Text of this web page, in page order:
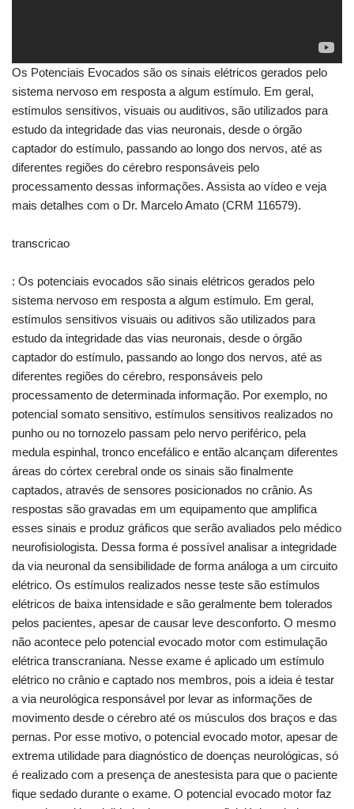
Os Potenciais Evocados são os sinais elétricos gerados pelo
sistema nervoso em resposta a algum estímulo. Em geral,
estímulos sensitivos, visuais ou auditivos, são utilizados para
estudo da integridade das vias neuronais, desde o órgão
captador do estímulo, passando ao longo dos nervos, até as
diferentes regiões do cérebro responsáveis pelo
processamento dessas informações. Assista ao vídeo e veja
mais detalhes com o Dr. Marcelo Amato (CRM 116579).
transcricao
: Os potenciais evocados são sinais elétricos gerados pelo
sistema nervoso em resposta a algum estímulo. Em geral,
estímulos sensitivos visuais ou aditivos são utilizados para
estudo da integridade das vias neuronais, desde o órgão
captador do estímulo, passando ao longo dos nervos, até as
diferentes regiões do cérebro, responsáveis pelo
processamento de determinada informação. Por exemplo, no
potencial somato sensitivo, estímulos sensitivos realizados no
punho ou no tornozelo passam pelo nervo periférico, pela
medula espinhal, tronco encefálico e então alcançam diferentes
áreas do córtex cerebral onde os sinais são finalmente
captados, através de sensores posicionados no crânio. As
respostas são gravadas em um equipamento que amplifica
esses sinais e produz gráficos que serão avaliados pelo médico
neurofisiologista. Dessa forma é possível analisar a integridade
da via neuronal da sensibilidade de forma análoga a um circuito
elétrico. Os estímulos realizados nesse teste são estímulos
elétricos de baixa intensidade e são geralmente bem tolerados
pelos pacientes, apesar de causar leve desconforto. O mesmo
não acontece pelo potencial evocado motor com estimulação
elétrica transcraniana. Nesse exame é aplicado um estímulo
elétrico no crânio e captado nos membros, pois a ideia é testar
a via neurológica responsável por levar as informações de
movimento desde o cérebro até os músculos dos braços e das
pernas. Por esse motivo, o potencial evocado motor, apesar de
extrema utilidade para diagnóstico de doenças neurológicas, só
é realizado com a presença de anestesista para que o paciente
fique sedado durante o exame. O potencial evocado motor faz